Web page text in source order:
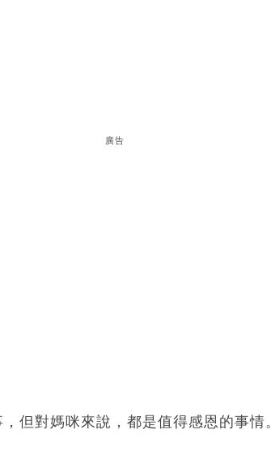
廣告
但對媽咪來說，都是值得感恩的事情